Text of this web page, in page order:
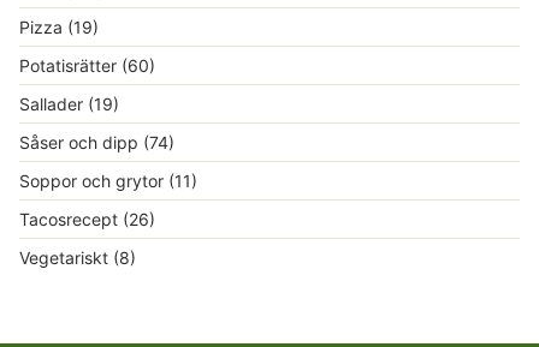
Pizza (19)
Potatisrätter (60)
Sallader (19)
Såser och dipp (74)
Soppor och grytor (11)
Tacosrecept (26)
Vegetariskt (8)